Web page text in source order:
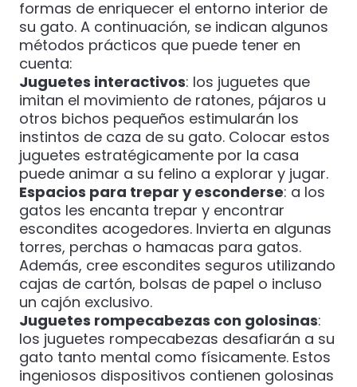
formas de enriquecer el entorno interior de
su gato. A continuación, se indican algunos
métodos prácticos que puede tener en
cuenta:
Juguetes interactivos: los juguetes que
imitan el movimiento de ratones, pájaros u
otros bichos pequeños estimularán los
instintos de caza de su gato. Colocar estos
juguetes estratégicamente por la casa
puede animar a su felino a explorar y jugar.
Espacios para trepar y esconderse: a los
gatos les encanta trepar y encontrar
escondites acogedores. Invierta en algunas
torres, perchas o hamacas para gatos.
Además, cree escondites seguros utilizando
cajas de cartón, bolsas de papel o incluso
un cajón exclusivo.
Juguetes rompecabezas con golosinas:
los juguetes rompecabezas desafiarán a su
gato tanto mental como físicamente. Estos
ingeniosos dispositivos contienen golosinas